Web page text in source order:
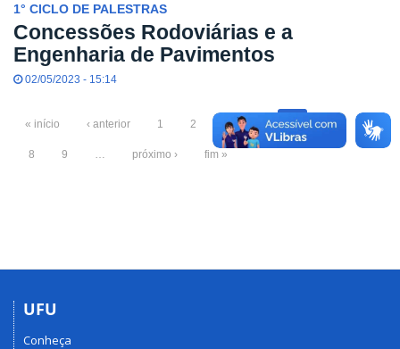
1° CICLO DE PALESTRAS
Concessões Rodoviárias e a
Engenharia de Pavimentos
02/05/2023 - 15:14
« início ‹ anterior 1 2 3 4 5 6
8 9 … próximo › fim »
UFU
Conheça